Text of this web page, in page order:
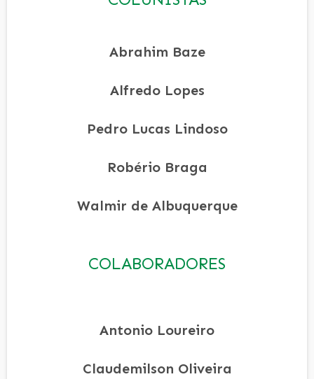
Abrahim Baze
Alfredo Lopes
Pedro Lucas Lindoso
Robério Braga
Walmir de Albuquerque
COLABORADORES
Antonio Loureiro
Claudemilson Oliveira